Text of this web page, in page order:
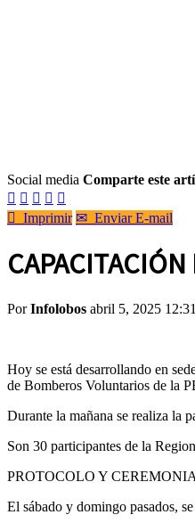
Social media Comparte este
    
 Imprimir ✉ Enviar E-mail
PorInfolobos abril 5, 2025 12:31
Hoy se está desarrollando en
de Bomberos Voluntarios de la
Durante la mañana se realiza la
Son 30 participantes de la
PROTOCOLO Y
El sábado y domingo pasados,